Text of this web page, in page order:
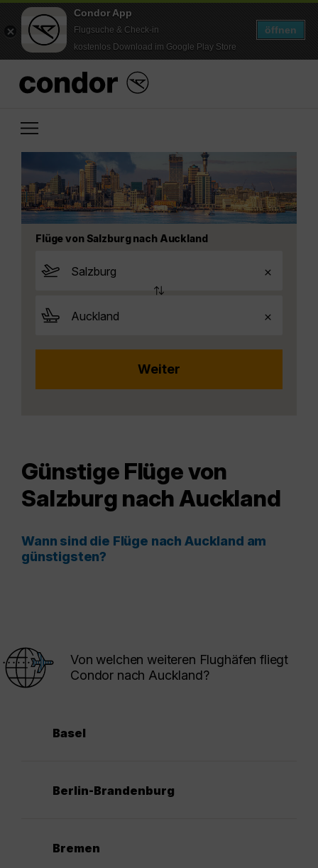
Condor App
Flugsuche & Check-in
kostenlos Download im Google Play Store
öffnen
Flüge von Salzburg nach Auckland
Günstige Flüge von
Salzburg nach Auckland
Wann sind die Flüge nach Auckland am
günstigsten?
Von welchen weiteren Flughäfen fliegt
Condor nach Auckland?
Basel
Berlin-Brandenburg
Bremen